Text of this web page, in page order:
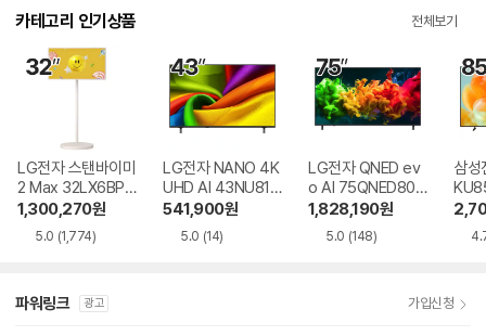
카테고리 인기상품 전체보기
LG전자 스탠바이미
2 Max 32LX6BPG
A
1,300,270원
5.0 (1,774)
LG전자 NANO 4K
UHD AI 43NU810
BENA
541,900원
5.0 (14)
LG전자 QNED ev
o AI 75QNED80B
EA
1,828,190원
5.0 (148)
삼성
R
파워링크 광고 가입신청